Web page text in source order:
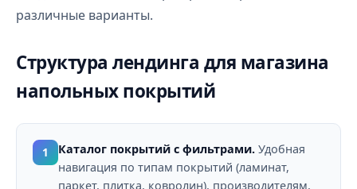
различные варианты.
Структура лендинга для магазина
напольных покрытий
1 Каталог покрытий с фильтрами. Удобная
навигация по типам покрытий (ламинат,
паркет, плитка, ковролин), производителям,